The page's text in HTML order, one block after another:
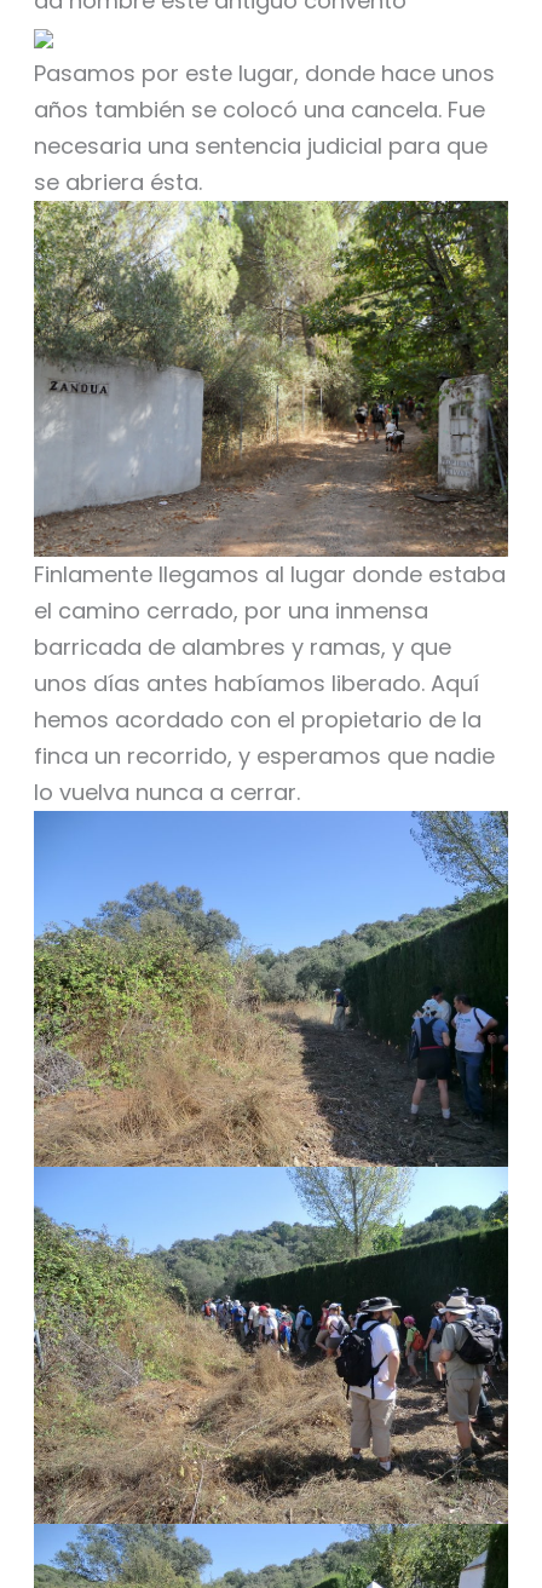
Pasamos por este lugar, donde hace unos
años también se colocó una cancela. Fue
necesaria una sentencia judicial para que
se abriera ésta.
Finlamente llegamos al lugar donde estaba
el camino cerrado, por una inmensa
barricada de alambres y ramas, y que
unos días antes habíamos liberado. Aquí
hemos acordado con el propietario de la
finca un recorrido, y esperamos que nadie
lo vuelva nunca a cerrar.